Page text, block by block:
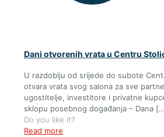
Dani otvorenih vrata u Centru
U razdoblju od srijede do subote
otvara vrata svog salona za sve
ugostitelje, investitore i privatne
sklopu posebnog događanja – Dana
Do you like it?
Read more